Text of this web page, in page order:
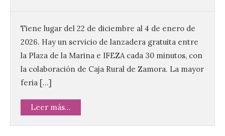
Tiene lugar del 22 de diciembre al 4 de enero de
2026. Hay un servicio de lanzadera gratuita entre
la Plaza de la Marina e IFEZA cada 30 minutos, con
la colaboración de Caja Rural de Zamora. La mayor
feria […]
Leer más...